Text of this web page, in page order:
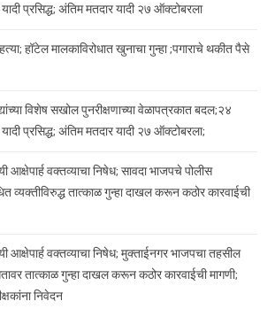
प्रसिद्ध; अंतिम मतदार यादी २७ ऑक्टोबरला
हॉटेल मालकाविरोधात खुनाचा गुन्हा ;पगाराचे थकीत पैसे
विशेष सखोल पुनरीक्षणाच्या वेळापत्रकात बदल;२४
प्रसिद्ध; अंतिम मतदार यादी २७ ऑक्टोबरला;
आक्षेपार्ह वक्तव्याचा निषेध; सावदा भाजपचे पोलीस
व्यक्तीविरुद्ध तात्काळ गुन्हा दाखल करून कठोर कारवाईची
आक्षेपार्ह वक्तव्याचा निषेध; मुक्ताईनगर भाजपचा तहसील
तात्काळ गुन्हा दाखल करून कठोर कारवाईची मागणी;
निवेदन